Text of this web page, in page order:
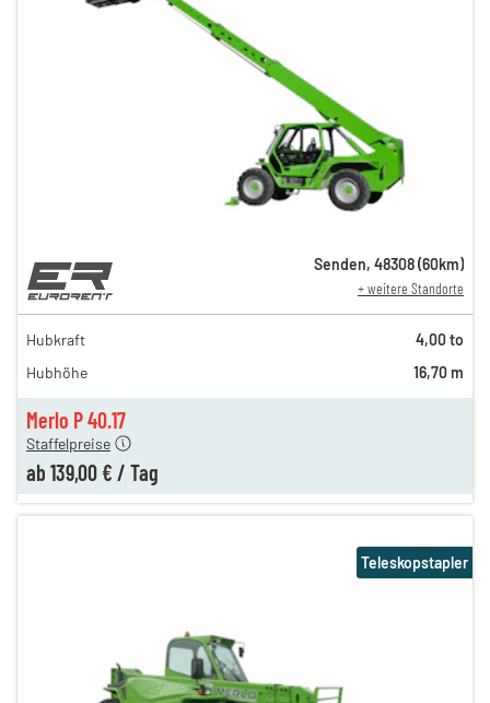
Merlo P 40.17
259,00 €
229,00 €
199,00 €
169,00 €
Staffelpreise
ab 139,00 € / Tag
Senden, 48308(60km)
+ weitere Standorte
Hubkraft
4,00 to
Hubhöhe
16,70 m
Teleskopstapler